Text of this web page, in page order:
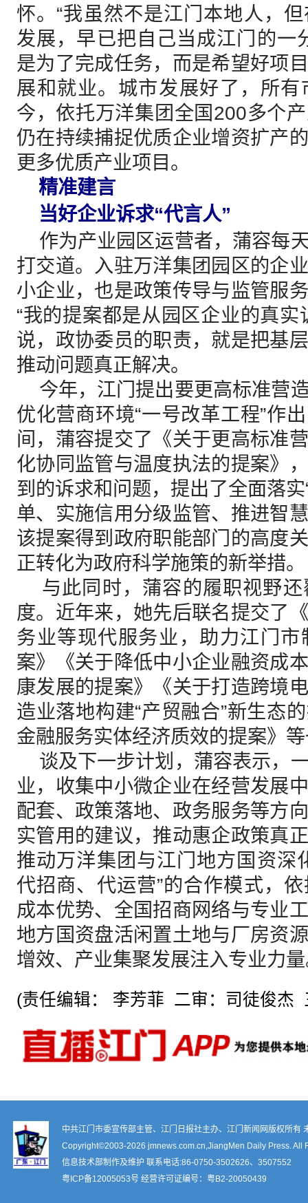
怀。“我虽然不是江门本地人，
发展，早已把自己当成江门的一
是为了完成任务，而是希望好项
展和就业。城市发展好了，所
今，依托万洋集团全国200多个
仍在持续捕捉优质企业增资扩产
更多优质产业项目。
精准建言
当好企业诉求“代言人”
作为产业园区运营者，蒲容每
打交道。入驻万洋集团园区的企
小企业，也是政策传导与监管服
“我的提案都是从园区企业的真实
说，政协委员的职责，就是把基
推动问题真正解决。
今年，江门提出要更高标准营
优化营商环境“一号改革工程”作
间，蒲容提交了《关于更高标准
化协同监管与温度执法的提案》
到的诉求和问题，提出了全面落实
单、实施信用分级监管、推进智
该提案得到政府职能部门的高度
正转化为政府科学施策的新举措。
与此同时，蒲容的履职视野还
度。近年来，她先后联名提交了
务业等现代服务业，助力江门
案》《关于降低中小企业融资成
康发展的提案》《关于打造跨境
造业落地构建“产贸融合”新生态
金融服务实体经济质效的提案》
谈及下一步计划，蒲容表示，
业，收集中小微企业在经营发展
配套、政策落地、政务服务等方
实管用的建议，推动惠企政策真
推动万洋集团与江门地方国资深
代招商、代运营”的合作模式，
成本优势、全国招商网络与专业
地方国资盘活闲置土地与厂房资
增效、产业集聚发展注入专业力
(责任编辑： 李芳菲 二审：司徒俊杰
中共江门市委宣传部主管、江门日报社主办、江门新闻网版权所有
Copyright©2003-2026 jmnews.com.cn,JiangMen Daily Press. All
信息技术部制作及维护 联系电话:86-0750-3502626、3507552
粤ICP备12005053号 经营许可证编号： 粤B2-20050439